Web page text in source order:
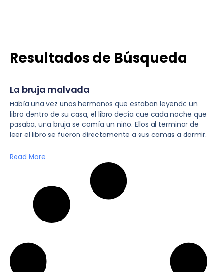
Resultados de Búsqueda
La bruja malvada
Había una vez unos hermanos que estaban leyendo un
libro dentro de su casa, el libro decía que cada noche que
pasaba, una bruja se comía un niño. Ellos al terminar de
leer el libro se fueron directamente a sus camas a dormir.
Read More